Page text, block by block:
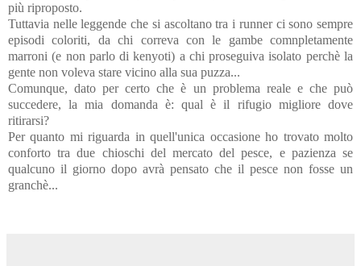
più riproposto.
Tuttavia nelle leggende che si ascoltano tra i runner ci sono sempre
episodi coloriti, da chi correva con le gambe comnpletamente
marroni (e non parlo di kenyoti) a chi proseguiva isolato perchè la
gente non voleva stare vicino alla sua puzza...
Comunque, dato per certo che è un problema reale e che può
succedere, la mia domanda è: qual è il rifugio migliore dove
ritirarsi?
Per quanto mi riguarda in quell'unica occasione ho trovato molto
conforto tra due chioschi del mercato del pesce, e pazienza se
qualcuno il giorno dopo avrà pensato che il pesce non fosse un
granchè...